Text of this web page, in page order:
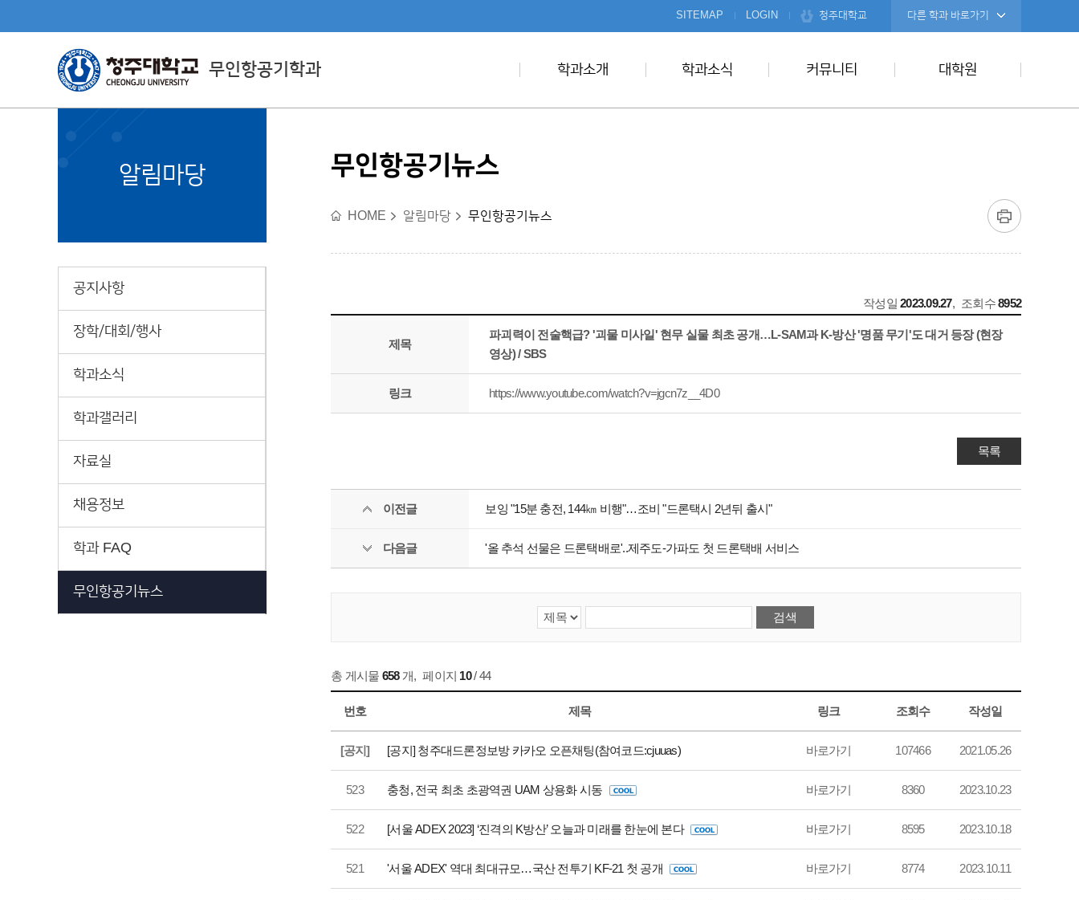
무인항공기학과
SITEMAP LOGIN 청주대학교 다른 학과 바로가기
Department Directly
Managed By CJU
학과소개 학과소식 커뮤니티 대학원
알림마당
공지사항
장학/대회/행사
학과소식
학과갤러리
자료실
채용정보
학과 FAQ
무인항공기뉴스
무인항공기뉴스
HOME 알림마당 무인항공기뉴스
작성일 2023.09.27, 조회수8952
제목
파괴력이 전술핵급? '괴물 미사일' 현무 실물 최초 공개…L-SAM과 K-방산 '명품 무기'도 대거 등장 (현장
영상) / SBS
링크 https://www.youtube.com/watch?v=jgcn7z__4D0
목록
이전글 보잉 "15분 충전, 144㎞ 비행"…조비 "드론택시 2년뒤 출시"
다음글 '올 추석 선물은 드론택배로'..제주도-가파도 첫 드론택배 서비스
총 게시물 658개, 페이지 10/ 44
번호 제목 링크 조회수 작성일
[공지] [공지] 청주대드론정보방 카카오 오픈채팅(참여코드:cjuuas) 바로가기 107466 2021.05.26
523 충청, 전국 최초 초광역권 UAM 상용화 시동 바로가기 8360 2023.10.23
522 [서울 ADEX 2023] ‘진격의 K방산’ 오늘과 미래를 한눈에 본다 바로가기 8595 2023.10.18
521 '서울 ADEX' 역대 최대규모…국산 전투기 KF-21 첫 공개 바로가기 8774 2023.10.11